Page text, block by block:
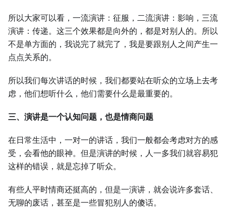
所以大家可以看，一流演讲：征服，二流演讲：影响，三流
演讲：传递。这三个效果都是向外的，都是对别人的。所以
不是单方面的，我说完了就完了，我是要跟别人之间产生一
点点关系的。
所以我们每次讲话的时候，我们都要站在听众的立场上去考
虑，他们想听什么，他们需要什么是最重要的。
三、演讲是一个认知问题，也是情商问题
在日常生活中，一对一的讲话，我们一般都会考虑对方的感
受，会看他的眼神。但是演讲的时候，人一多我们就容易犯
这样的错误，就是忘掉了听众。
有些人平时情商还挺高的，但是一演讲，就会说许多套话、
无聊的废话，甚至是一些冒犯别人的傻话。